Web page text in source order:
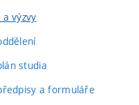
výzvy
studia
a formuláře